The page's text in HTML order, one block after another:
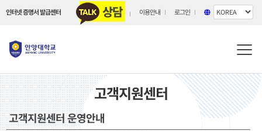
인터넷 증명서 발급센터 상담 이용안내 로그인
고객지원센터
고객지원센터 운영안내